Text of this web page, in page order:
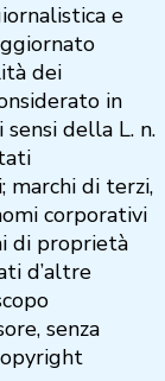
e
dei
in
della L. n.
di terzi,
corporativi
di proprietà
d’altre
senza